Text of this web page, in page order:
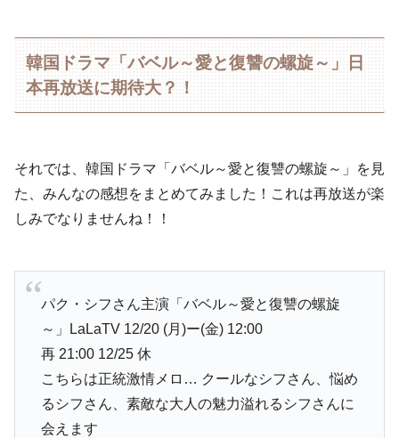
韓国ドラマ「バベル～愛と復讐の螺旋～」日
本再放送に期待大？！
それでは、韓国ドラマ「バベル～愛と復讐の螺旋～」を見
た、みんなの感想をまとめてみました！これは再放送が楽
しみでなりませんね！！
パク・シフさん主演「バベル～愛と復讐の螺旋
～」LaLaTV 12/20 (月)ー(金) 12:00
再 21:00 12/25 休
こちらは正統激情メロ… クールなシフさん、悩め
るシフさん、素敵な大人の魅力溢れるシフさんに
会えます